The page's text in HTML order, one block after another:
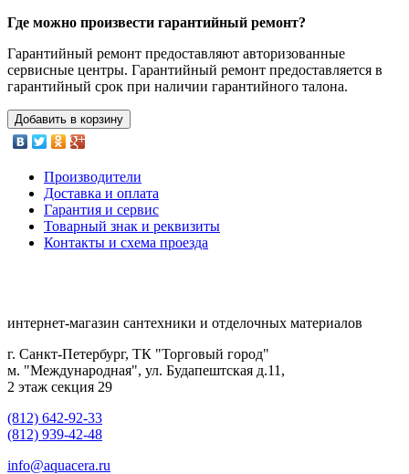
Где можно произвести гарантийный ремонт?
Гарантийный ремонт предоставляют авторизованные
сервисные центры. Гарантийный ремонт предоставляется в
гарантийный срок при наличии гарантийного талона.
Добавить в корзину
Производители
Доставка и оплата
Гарантия и сервис
Товарный знак и реквизиты
Контакты и схема проезда
интернет-магазин сантехники и отделочных материалов
г. Санкт-Петербург, ТК "Торговый город"
м. "Международная", ул. Будапештская д.11,
2 этаж секция 29
(812) 642-92-33
(812) 939-42-48
info@aquacera.ru